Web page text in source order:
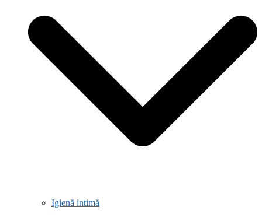
Igienă intimă